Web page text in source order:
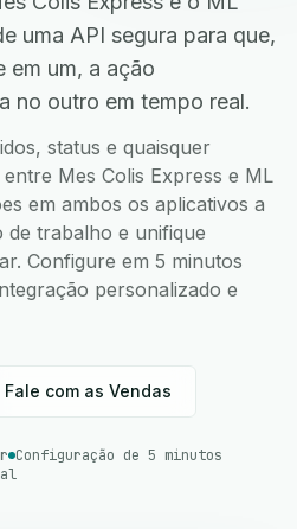
uma API segura para que,
em um, a ação
no outro em tempo real.
status e quaisquer
Mes Colis Express e ML
em ambos os aplicativos a
trabalho e unifique
Configure em 5 minutos
personalizado e
Fale com as Vendas
Configuração de 5 minutos